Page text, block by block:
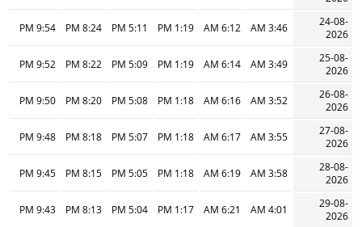
24-08-
2026
3:46 AM
6:12 AM
1:19 PM
5:11 PM
8:24 PM
9:54 PM
25-08-
2026
3:49 AM
6:14 AM
1:19 PM
5:09 PM
8:22 PM
9:52 PM
26-08-
2026
3:52 AM
6:16 AM
1:18 PM
5:08 PM
8:20 PM
9:50 PM
27-08-
2026
3:55 AM
6:17 AM
1:18 PM
5:07 PM
8:18 PM
9:48 PM
28-08-
2026
3:58 AM
6:19 AM
1:18 PM
5:05 PM
8:15 PM
9:45 PM
29-08-
2026
4:01 AM
6:21 AM
1:17 PM
5:04 PM
8:13 PM
9:43 PM